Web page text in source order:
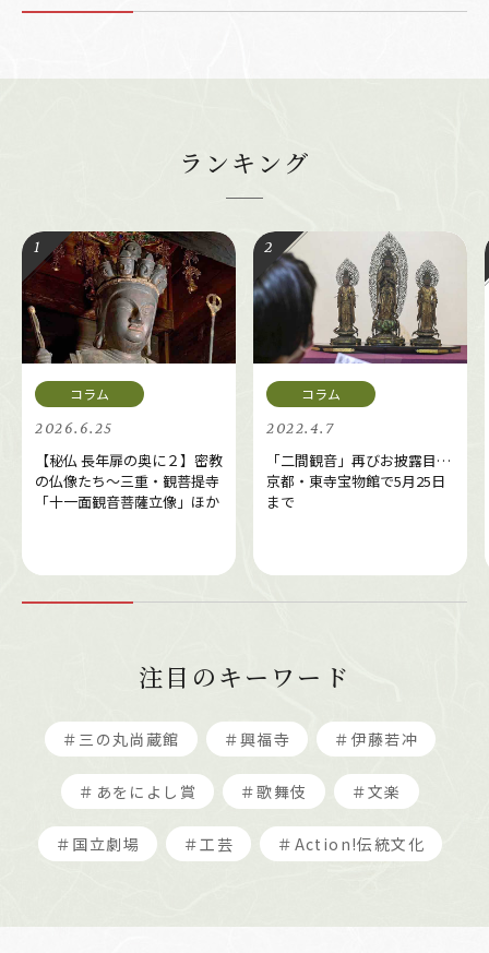
ランキング
2026.6.25
【秘仏 長年扉の奥に２】密教
の仏像たち～三重・観菩提寺
「十一面観音菩薩立像」ほか
2022.4.7
「二間観音」再びお披露目…
京都・東寺宝物館で5月25日
まで
注目のキーワード
＃三の丸尚蔵館 ＃興福寺 ＃伊藤若冲
＃あをによし賞 ＃歌舞伎 ＃文楽
＃国立劇場 ＃工芸 ＃Action!伝統文化